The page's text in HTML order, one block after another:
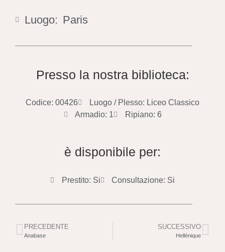
Luogo: Paris
Presso la nostra biblioteca:
Codice: 00426
Luogo / Plesso: Liceo Classico
Armadio: 1
Ripiano: 6
è disponibile per:
Prestito: Si Consultazione: Si
PRECEDENTE
Anabase
SUCCESSIVO
Hellénique